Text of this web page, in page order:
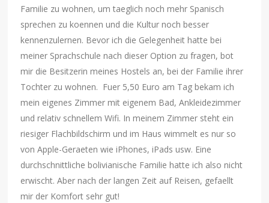
Familie zu wohnen, um taeglich noch mehr Spanisch
sprechen zu koennen und die Kultur noch besser
kennenzulernen. Bevor ich die Gelegenheit hatte bei
meiner Sprachschule nach dieser Option zu fragen, bot
mir die Besitzerin meines Hostels an, bei der Familie ihrer
Tochter zu wohnen. Fuer 5,50 Euro am Tag bekam ich
mein eigenes Zimmer mit eigenem Bad, Ankleidezimmer
und relativ schnellem Wifi. In meinem Zimmer steht ein
riesiger Flachbildschirm und im Haus wimmelt es nur so
von Apple-Geraeten wie iPhones, iPads usw. Eine
durchschnittliche bolivianische Familie hatte ich also nicht
erwischt. Aber nach der langen Zeit auf Reisen, gefaellt
mir der Komfort sehr gut!